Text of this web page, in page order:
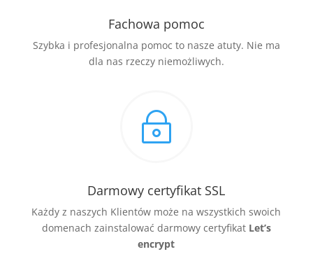
Fachowa pomoc
Szybka i profesjonalna pomoc to nasze atuty. Nie ma
dla nas rzeczy niemożliwych.
~
Darmowy certyfikat SSL
Każdy z naszych Klientów może na wszystkich swoich
domenach zainstalować darmowy certyfikat Let’s
encrypt